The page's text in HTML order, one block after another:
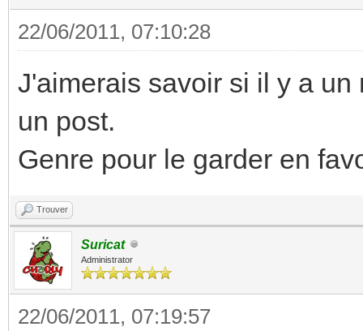
22/06/2011, 07:10:28
J'aimerais savoir si il y a
un post.
Genre pour le garder en
Trouver
Suricat
Administrator
22/06/2011, 07:19:57